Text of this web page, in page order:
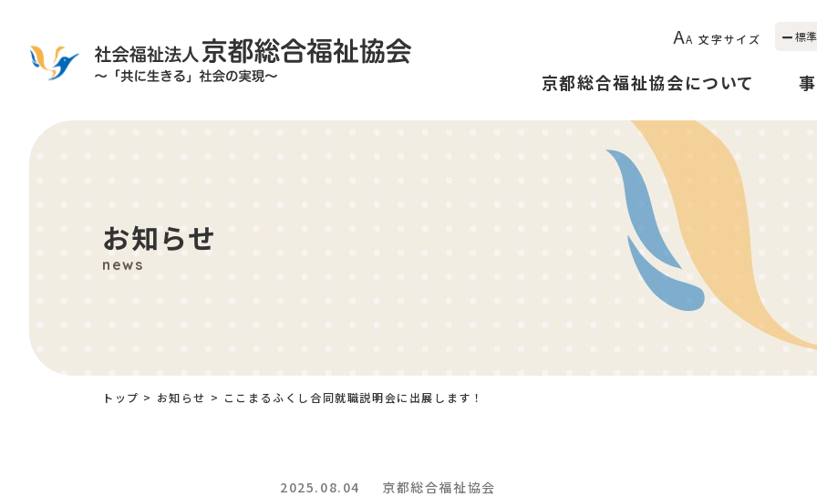
AA 文字サイズ 標準
京都総合福祉協会について
お知らせ
news
トップ > お知らせ > ここまるふくし合同就職説明会に出展します！
2025.08.04 京都総合福祉協会